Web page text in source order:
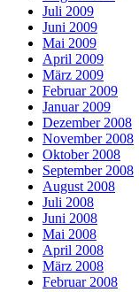
Juli 2009
Juni 2009
Mai 2009
April 2009
März 2009
Februar 2009
Januar 2009
Dezember 2008
November 2008
Oktober 2008
September 2008
August 2008
Juli 2008
Juni 2008
Mai 2008
April 2008
März 2008
Februar 2008